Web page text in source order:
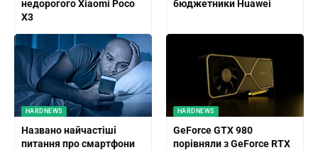
недорогого Xiaomi Poco
X3
бюджетники Huawei
HARDNEWS
Названо найчастіші
питання про смартфони
HARDNEWS
GeForce GTX 980
порівняли з GeForce RTX